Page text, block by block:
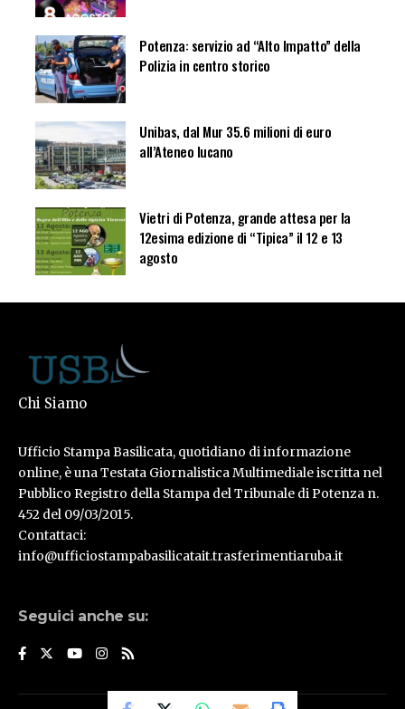
Potenza: servizio ad “Alto Impatto” della
Polizia in centro storico
Unibas, dal Mur 35.6 milioni di euro
all’Ateneo lucano
Vietri di Potenza, grande attesa per la
12esima edizione di “Tipica” il 12 e 13
agosto
Chi Siamo
Ufficio Stampa Basilicata, quotidiano di informazione
online, è una Testata Giornalistica Multimediale iscritta nel
Pubblico Registro della Stampa del Tribunale di Potenza n.
452 del 09/03/2015.
Contattaci:
info@ufficiostampabasilicatait.trasferimentiaruba.it
Seguici anche su: